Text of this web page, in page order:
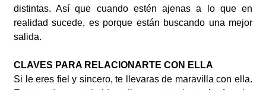
distintas. Así que cuando estén ajenas a lo que en
realidad sucede, es porque están buscando una mejor
salida.
CLAVES PARA RELACIONARTE CON ELLA
Si le eres fiel y sincero, te llevaras de maravilla con ella.